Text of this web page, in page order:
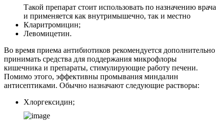
Такой препарат стоит использовать по назначению врача
и применяется как внутримышечно, так и местно
Кларитромицин;
Левомицетин.
Во время приема антибиотиков рекомендуется дополнительно
принимать средства для поддержания микрофлоры
кишечника и препараты, стимулирующие работу печени.
Помимо этого, эффективны промывания миндалин
антисептиками. Обычно назначают следующие растворы:
Хлоргексидин;